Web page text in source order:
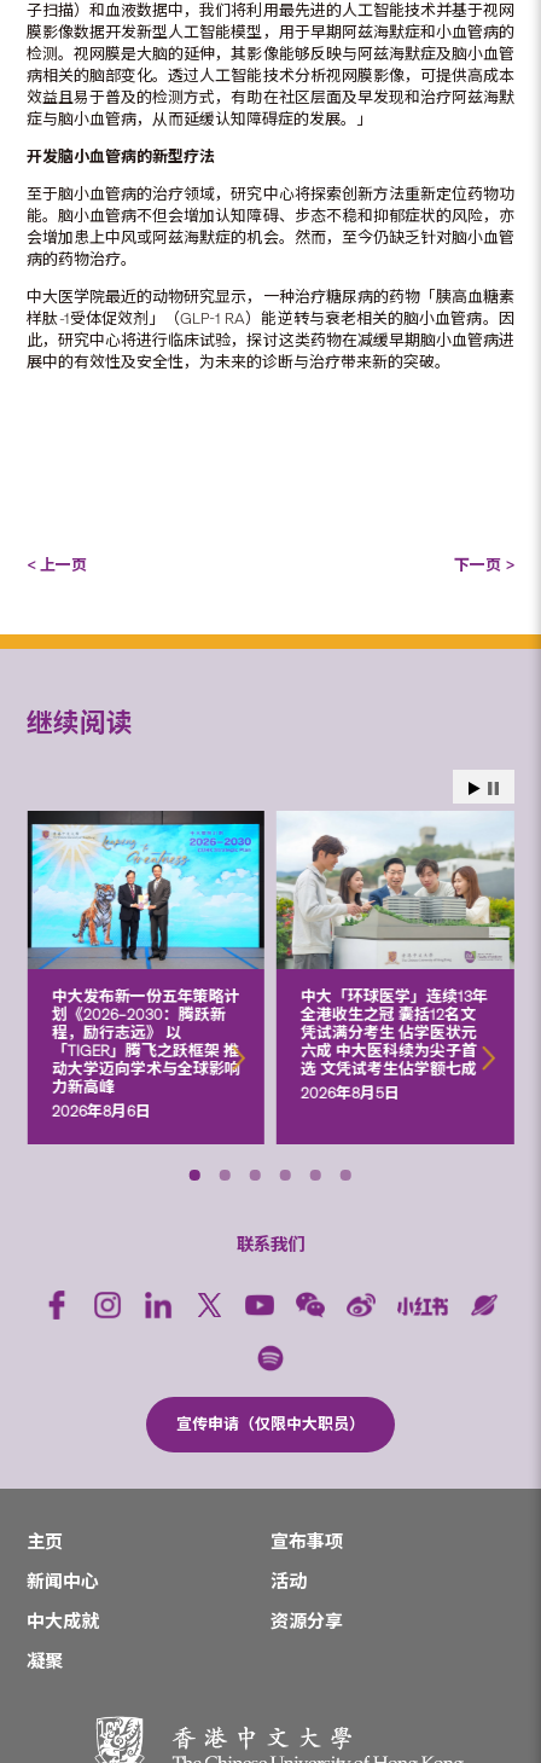
子扫描）和血液数据中，我们将利用最先进的人工智能技术并基于视网
膜影像数据开发新型人工智能模型，用于早期阿兹海默症和小血管病的
检测。视网膜是大脑的延伸，其影像能够反映与阿兹海默症及脑小血管
病相关的脑部变化。透过人工智能技术分析视网膜影像，可提供高成本
效益且易于普及的检测方式，有助在社区层面及早发现和治疗阿兹海默
症与脑小血管病，从而延缓认知障碍症的发展。」
开发脑小血管病的新型疗法
至于脑小血管病的治疗领域，研究中心将探索创新方法重新定位药物功
能。脑小血管病不但会增加认知障碍、步态不稳和抑郁症状的风险，亦
会增加患上中风或阿兹海默症的机会。然而，至今仍缺乏针对脑小血管
病的药物治疗。
中大医学院最近的动物研究显示，一种治疗糖尿病的药物「胰高血糖素
样肽-1受体促效剂」（GLP-1 RA）能逆转与衰老相关的脑小血管病。因
此，研究中心将进行临床试验，探讨这类药物在减缓早期脑小血管病进
展中的有效性及安全性，为未来的诊断与治疗带来新的突破。
< 上一页 下一页 >
继续阅读
中大发布新一份五年策略计
划《2026‒2030：腾跃新
程，励行志远》 以
「TIGER」腾飞之跃框架 推
动大学迈向学术与全球影响
力新高峰
2026年8月6日
中大「环球医学」连续13年
全港收生之冠 囊括12名文
凭试满分考生 佔学医状元
六成 中大医科续为尖子首
选 文凭试考生佔学额七成
2026年8月5日
联系我们
宣传申请（仅限中大职员）
主页
宣布事项
新闻中心
活动
中大成就
资源分享
凝聚